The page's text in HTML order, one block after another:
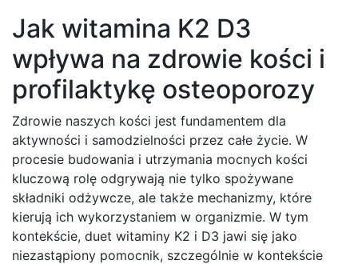
Jak witamina K2 D3
wpływa na zdrowie kości i
profilaktykę osteoporozy
Zdrowie naszych kości jest fundamentem dla
aktywności i samodzielności przez całe życie. W
procesie budowania i utrzymania mocnych kości
kluczową rolę odgrywają nie tylko spożywane
składniki odżywcze, ale także mechanizmy, które
kierują ich wykorzystaniem w organizmie. W tym
kontekście, duet witaminy K2 i D3 jawi się jako
niezastąpiony pomocnik, szczególnie w kontekście